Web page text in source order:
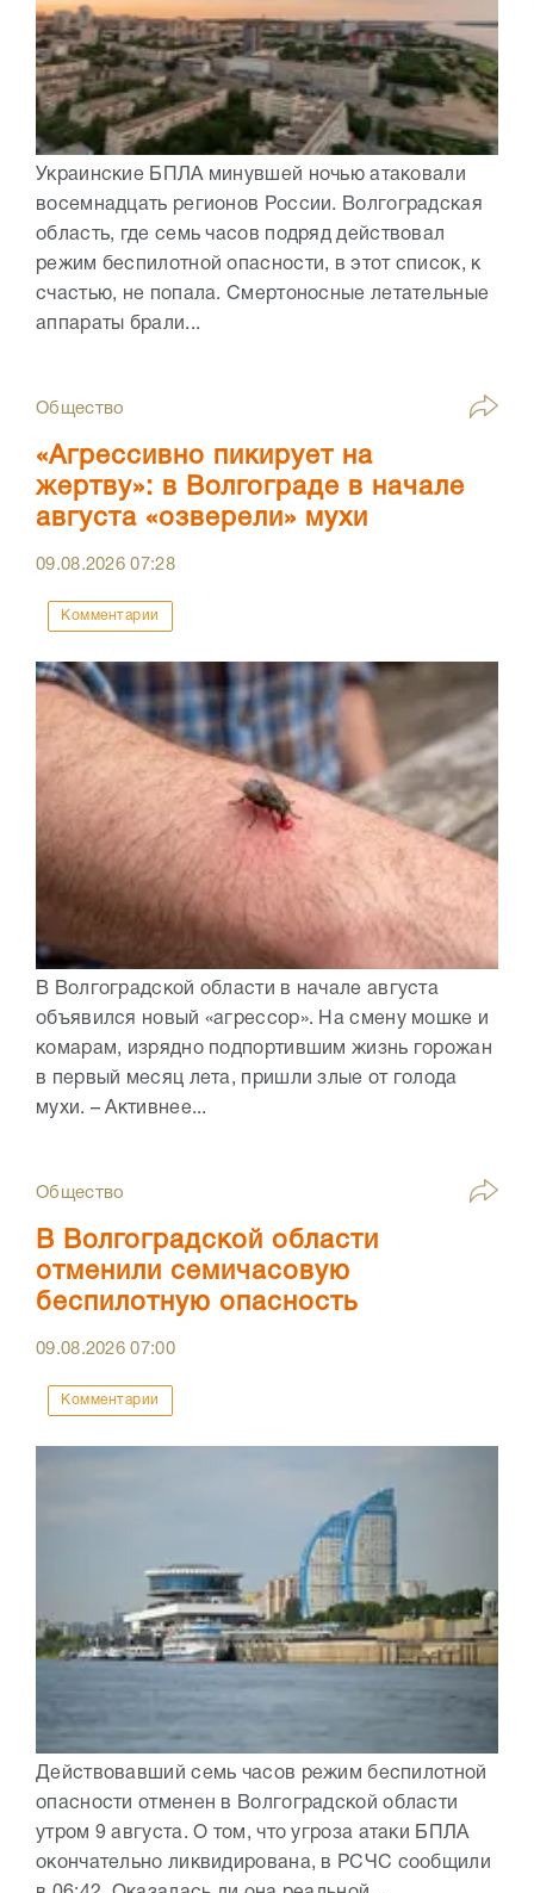
Украинские БПЛА минувшей ночью атаковали
восемнадцать регионов России. Волгоградская
область, где семь часов подряд действовал
режим беспилотной опасности, в этот список, к
счастью, не попала. Смертоносные летательные
аппараты брали...
Общество
«Агрессивно пикирует на
жертву»: в Волгограде в начале
августа «озверели» мухи
09.08.202607:28
Комментарии
В Волгоградской области в начале августа
объявился новый «агрессор». На смену мошке и
комарам, изрядно подпортившим жизнь горожан
в первый месяц лета, пришли злые от голода
мухи. – Активнее...
Общество
В Волгоградской области
отменили семичасовую
беспилотную опасность
09.08.202607:00
Комментарии
Действовавший семь часов режим беспилотной
опасности отменен в Волгоградской области
утром 9 августа. О том, что угроза атаки БПЛА
окончательно ликвидирована, в РСЧС сообщили